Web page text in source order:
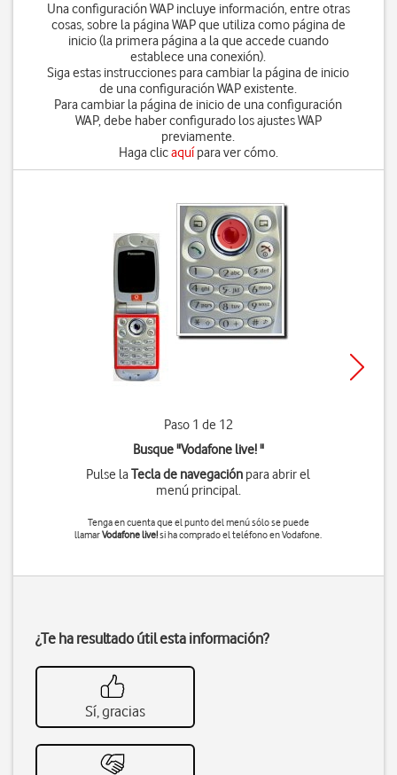
Una configuración WAP incluye información, entre otras
cosas, sobre la página WAP que utiliza como página de
inicio (la primera página a la que accede cuando
establece una conexión).
Siga estas instrucciones para cambiar la página de inicio
de una configuración WAP existente.
Para cambiar la página de inicio de una configuración
WAP, debe haber configurado los ajustes WAP
previamente.
Haga clicaquípara ver cómo.
Paso 1 de 12
Busque "Vodafone live! "
Pulse laTecla de navegación para abrir el
menú principal.
Tenga en cuenta que el punto del menú sólo se puede
llamarVodafone live!si ha comprado el teléfono en Vodafone.
¿Te ha resultado útil esta información?
Sí, gracias